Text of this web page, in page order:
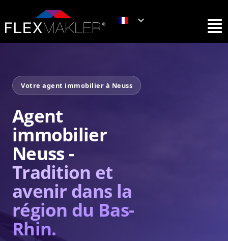
Votre agent immobilier à Neuss
Agent
immobilier
Neuss -
Tradition et
avenir dans la
région du Bas-
Rhin.